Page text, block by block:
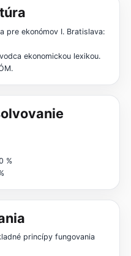
pre ekonómov I. Bratislava:
ekonomickou lexikou.
%
princípy fungovania